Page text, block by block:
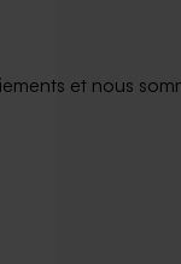
et nous